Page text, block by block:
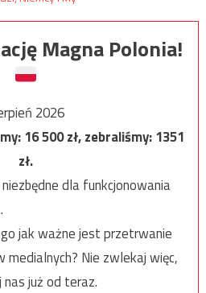
Magna Polonia!
2026
16 500zł, zebraliśmy:1351
zł.
dla funkcjonowania
jak ważne jest przetrwanie
medialnych? Nie zwlekaj więc,
już od teraz.